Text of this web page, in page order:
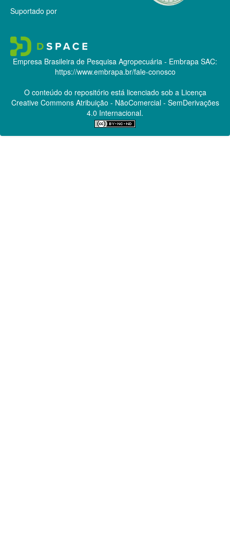
Suportado por
Empresa Brasileira de Pesquisa Agropecuária - Embrapa SAC:
https://www.embrapa.br/fale-conosco
O conteúdo do repositório está licenciado sob a Licença
Creative CommonsAtribuição - NãoComercial - SemDerivações
4.0 Internacional.